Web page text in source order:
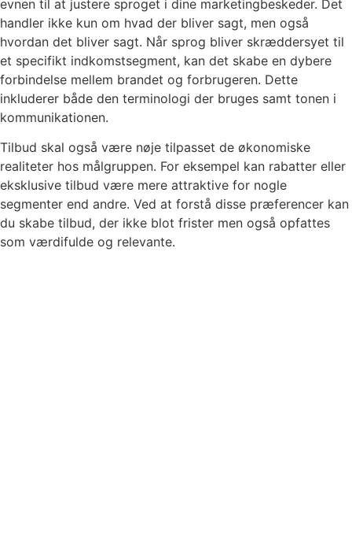
evnen til at justere sproget i dine marketingbeskeder. Det
handler ikke kun om hvad der bliver sagt, men også
hvordan det bliver sagt. Når sprog bliver skræddersyet til
et specifikt indkomstsegment, kan det skabe en dybere
forbindelse mellem brandet og forbrugeren. Dette
inkluderer både den terminologi der bruges samt tonen i
kommunikationen.
Tilbud skal også være nøje tilpasset de økonomiske
realiteter hos målgruppen. For eksempel kan rabatter eller
eksklusive tilbud være mere attraktive for nogle
segmenter end andre. Ved at forstå disse præferencer kan
du skabe tilbud, der ikke blot frister men også opfattes
som værdifulde og relevante.